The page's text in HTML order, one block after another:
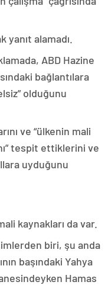
yanıt alamadı.
ABD Hazine
bağlantılara
olduğunu
ve “ülkenin mali
tespit ettiklerini ve
uyduğunu
kaynakları da var.
biri, şu anda
başındaki Yahya
Hamas